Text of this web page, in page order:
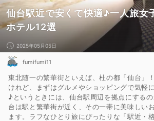
仙台駅近で安くて快適♪一人旅女
ホテル12選
2025年05月05日
fumifumi11
東北随一の繁華街といえば、杜の都「仙台」
けれど、まずはグルメやショッピングで気軽
♪というときには、仙台駅周辺を拠点にする
台は駅と繁華街が近く、その一帯に美味しい
ます。ラフなひとり旅にぴったりな「駅近・